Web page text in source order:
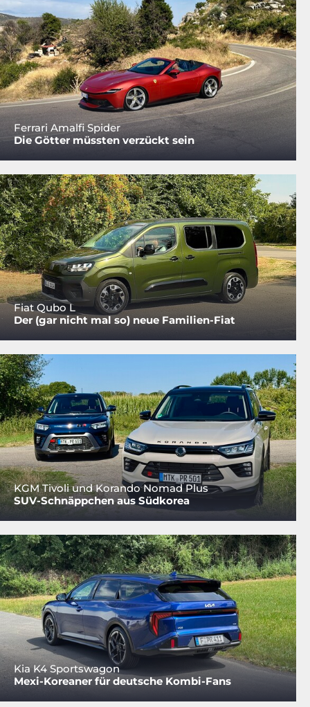
Ferrari Amalfi Spider
Die Götter müssten verzückt sein
Fiat Qubo L
Der (gar nicht mal so) neue Familien-Fiat
KGM Tivoli und Korando Nomad Plus
SUV-Schnäppchen aus Südkorea
Kia K4 Sportswagon
Mexi-Koreaner für deutsche Kombi-Fans